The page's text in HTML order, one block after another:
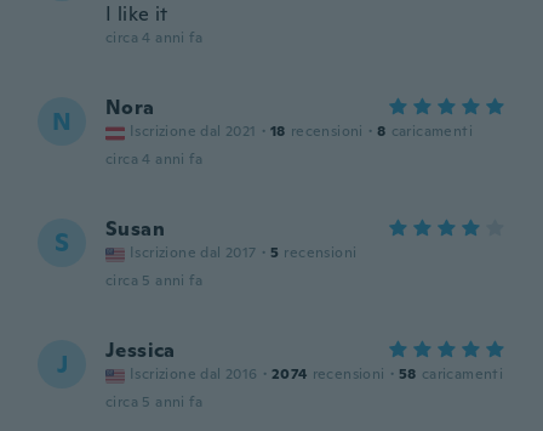
I like it
circa 4 anni fa
N Nora
Iscrizione dal 2021 · 18 recensioni · 8 caricamenti
circa 4 anni fa
S Susan
Iscrizione dal 2017 · 5 recensioni
circa 5 anni fa
J Jessica
Iscrizione dal 2016 · 2074 recensioni · 58 caricamenti
circa 5 anni fa